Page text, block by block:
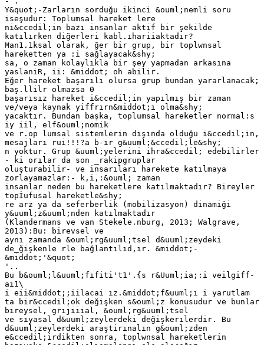
Y&quot;-Zarların sorduğu ikinci &ouml;nemli soru
iseşudur: Toplumsal hareket lere
ni&ccedil;in bazı insanlar aktif bir şekilde
katılırken diğerleri kabl.ıhariiaktadır?
Man1.1ksal olarak, ğer bir grup, bir toplwnsal
hareketten ya :i sağlayacak&shy;
sa, o zaman kolaylıkla bir şey yapmadan arkasına
yaslaniR, ii: &middot; oh abilir.
Eğer hareket başarılı olursa grup bundan yararlanacak;
baş.llilr olmazsa 0
başarısız hareket i&ccedil;in yapılmış bir zaman
ve/veya kaynak yiffrırn&middot;ı olma&shy;
yacaktır. Bundan başka, toplumsal hareketler normal:s
iy iil, elf&ouml;nomik
ve r.op lumsal sistemlerin dışında olduğu i&ccedil;in,
mesajları rui!!!?a b-ır g&uuml;&ccedil;le&shy;
n yoktur. Grup &uuml;yelerini ihra&ccedil; edebilirler
- ki orılar da son _rakipgruplar
oluşturabilir- ve insarıları harekete katılmaya
zorlayamazlar:- k,i,:&ouml; zaman
insanlar neden bu hareketlere katılmaktadır? Bireyler
topİufusal hareketle&shy;
re arz ya da seferberlik (mobilizasyon) dinamiği
y&uuml;z&uuml;nden katılmaktadır
(Klandermans ve van Stekele.nburg, 2013; Walgrave,
2013):Bu: birevsel ve
aynı zamanda &ouml;rg&uuml;tsel d&uuml;zeydeki
de_ğişkenle rle bağlantılıd,ır. &middot;-
&middot;'&quot;
'..
Bu b&ouml;l&uuml;fıfiti't1'.{s r&Uuml;ia;:i veilgiff-
aı1\
i eii&middot;;iilacai ız.&middot;f&uuml;ı i yarutlam
ta bir&ccedil;ok değişken s&ouml;z konusudur ve bunlar
bireysel, grıjiiial, &ouml;rg&uuml;tsel
ve sıyasal d&uuml;zeylerdeki değişkerılerdir. Bu
d&uuml;zeylerdeki araştirınalın g&ouml;zden
e&ccedil;irdikten sonra, toplwnsal hareketlerin